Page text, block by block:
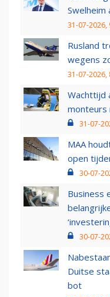
Swelheim
31-07-2026,
Rusland
wegens
31-07-2026,
Wachttijd
monteurs
31-07-
MAA
open
30-07-
Business
30-07-
Duitse
bot